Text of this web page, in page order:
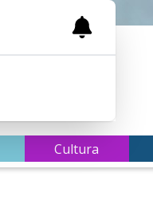
Cultura